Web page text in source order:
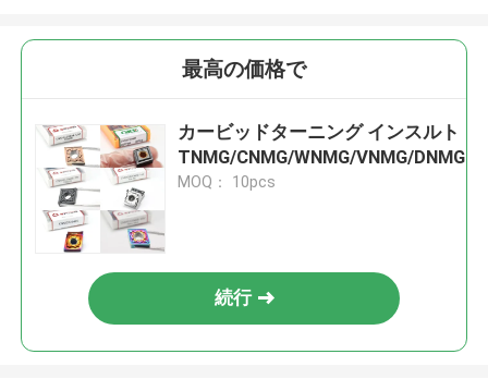
最高の価格で
カービッドターニング インスルト
TNMG/CNMG/WNMG/VNMG/DNMG
MOQ： 10pcs
続行